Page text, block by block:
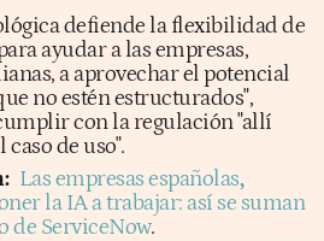
defiende la flexibilidad de
ayudar a las empresas,
a aprovechar el potencial
no estén estructurados",
con la regulación "allí
caso de uso".
Las empresas españolas,
la IA a trabajar: así se suman
de ServiceNow.